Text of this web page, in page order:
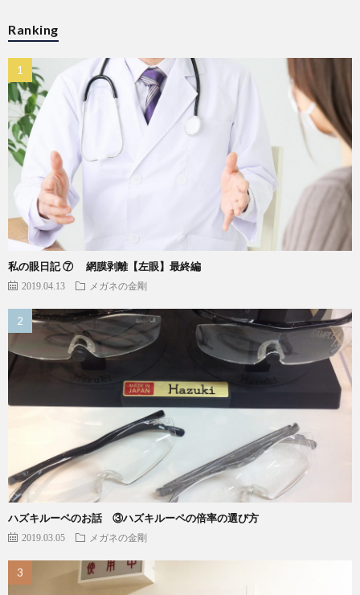
Ranking
私の眼日記 ⑦ 網膜剥離【左眼】最終編
2019.04.13 メガネの金剛
ハズキルーペのお話 ③ハズキルーペの倍率の選び方
2019.03.05 メガネの金剛